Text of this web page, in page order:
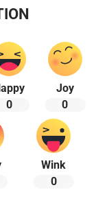
0
Joy
0
Wink
0